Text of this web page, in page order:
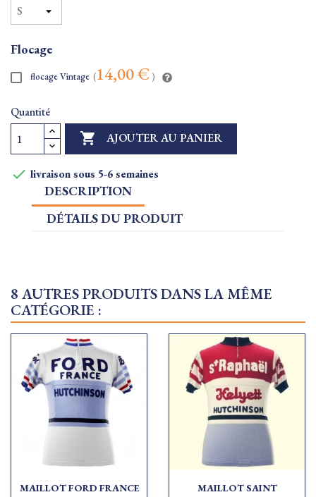
Flocage
flocage Vintage (14,00 € )
Quantité
 AJOUTER AU PANIER
 livraison sous 5-6 semaines
DESCRIPTION
DÉTAILS DU PRODUIT
8 AUTRES PRODUITS DANS LA MÊME
CATÉGORIE :
MAILLOT FORD FRANCE
MAILLOT SAINT